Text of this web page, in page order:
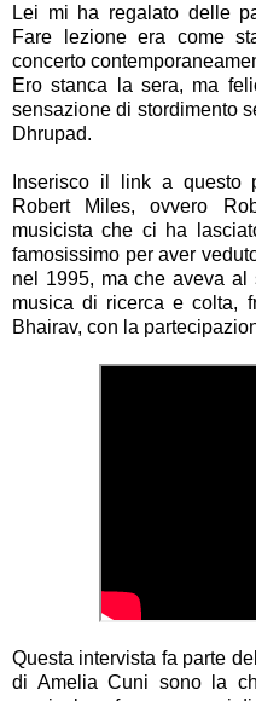
Lei mi ha regalato delle
Fare lezione era come
concerto
Ero stanca la sera, ma
sensazione di stordimento
Dhrupad.
Inserisco il link a questo
Robert Miles, ovvero
musicista che ci ha
famosissimo per aver
nel 1995, ma che aveva al
musica di ricerca e colta,
Bhairav, con la
Questa intervista fa parte
di Amelia Cuni sono la